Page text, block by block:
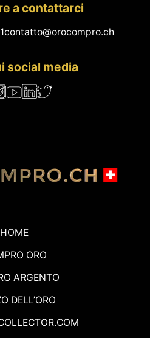
a contattarci
contatto@orocompro.ch
social media
HOME
ORO
ARGENTO
DELL’ORO